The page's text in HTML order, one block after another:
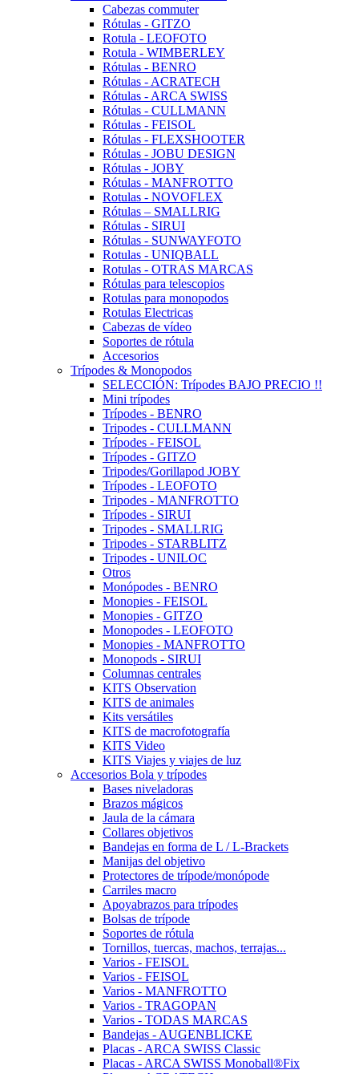
Cabezas commuter
Rótulas - GITZO
Rotula - LEOFOTO
Rotula - WIMBERLEY
Rótulas - BENRO
Rótulas - ACRATECH
Rótulas - ARCA SWISS
Rótulas - CULLMANN
Rótulas - FEISOL
Rótulas - FLEXSHOOTER
Rótulas - JOBU DESIGN
Rótulas - JOBY
Rótulas - MANFROTTO
Rotulas - NOVOFLEX
Rótulas – SMALLRIG
Rótulas - SIRUI
Rótulas - SUNWAYFOTO
Rotulas - UNIQBALL
Rotulas - OTRAS MARCAS
Rótulas para telescopios
Rotulas para monopodos
Rotulas Electricas
Cabezas de vídeo
Soportes de rótula
Accesorios
Trípodes & Monopodos
SELECCIÓN: Trípodes BAJO PRECIO !!
Mini trípodes
Trípodes - BENRO
Tripodes - CULLMANN
Trípodes - FEISOL
Trípodes - GITZO
Tripodes/Gorillapod JOBY
Trípodes - LEOFOTO
Tripodes - MANFROTTO
Trípodes - SIRUI
Tripodes - SMALLRIG
Tripodes - STARBLITZ
Tripodes - UNILOC
Otros
Monópodes - BENRO
Monopies - FEISOL
Monopies - GITZO
Monopodes - LEOFOTO
Monopies - MANFROTTO
Monopods - SIRUI
Columnas centrales
KITS Observation
KITS de animales
Kits versátiles
KITS de macrofotografía
KITS Video
KITS Viajes y viajes de luz
Accesorios Bola y trípodes
Bases niveladoras
Brazos mágicos
Jaula de la cámara
Collares objetivos
Bandejas en forma de L / L-Brackets
Manijas del objetivo
Protectores de trípode/monópode
Carriles macro
Apoyabrazos para trípodes
Bolsas de trípode
Soportes de rótula
Tornillos, tuercas, machos, terrajas...
Varios - FEISOL
Varios - FEISOL
Varios - MANFROTTO
Varios - TRAGOPAN
Varios - TODAS MARCAS
Bandejas - AUGENBLICKE
Placas - ARCA SWISS Classic
Placas - ARCA SWISS Monoball®Fix